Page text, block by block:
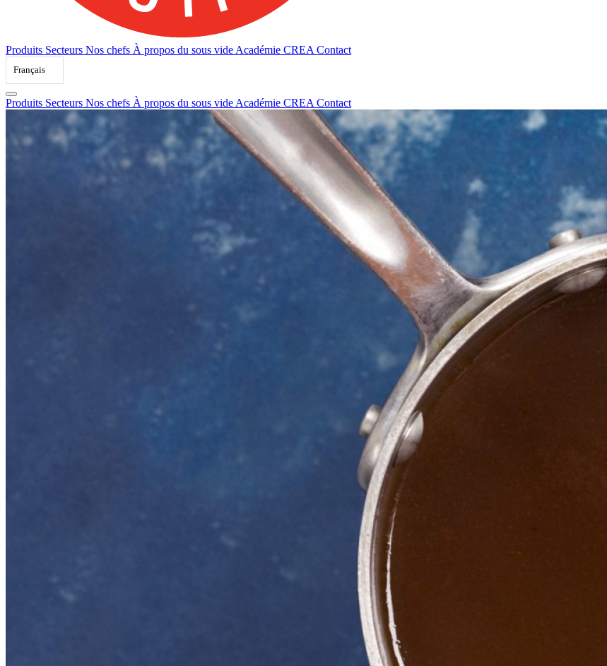
Produits Secteurs Nos chefs À propos du sous vide Académie CREA Contact
Français
Produits Secteurs Nos chefs À propos du sous vide Académie CREA Contact